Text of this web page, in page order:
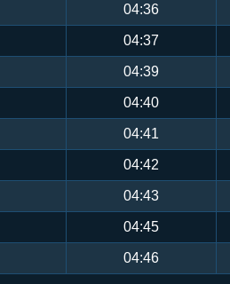
04:36
04:37
04:39
04:40
04:41
04:42
04:43
04:45
04:46